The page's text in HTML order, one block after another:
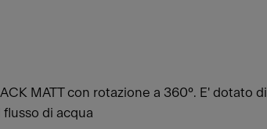
MATT con rotazione a 360°. E' dotato di
flusso di acqua